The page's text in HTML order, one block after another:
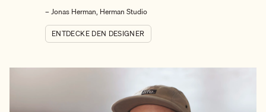
– Jonas Herman, Herman Studio
ENTDECKE DEN DESIGNER